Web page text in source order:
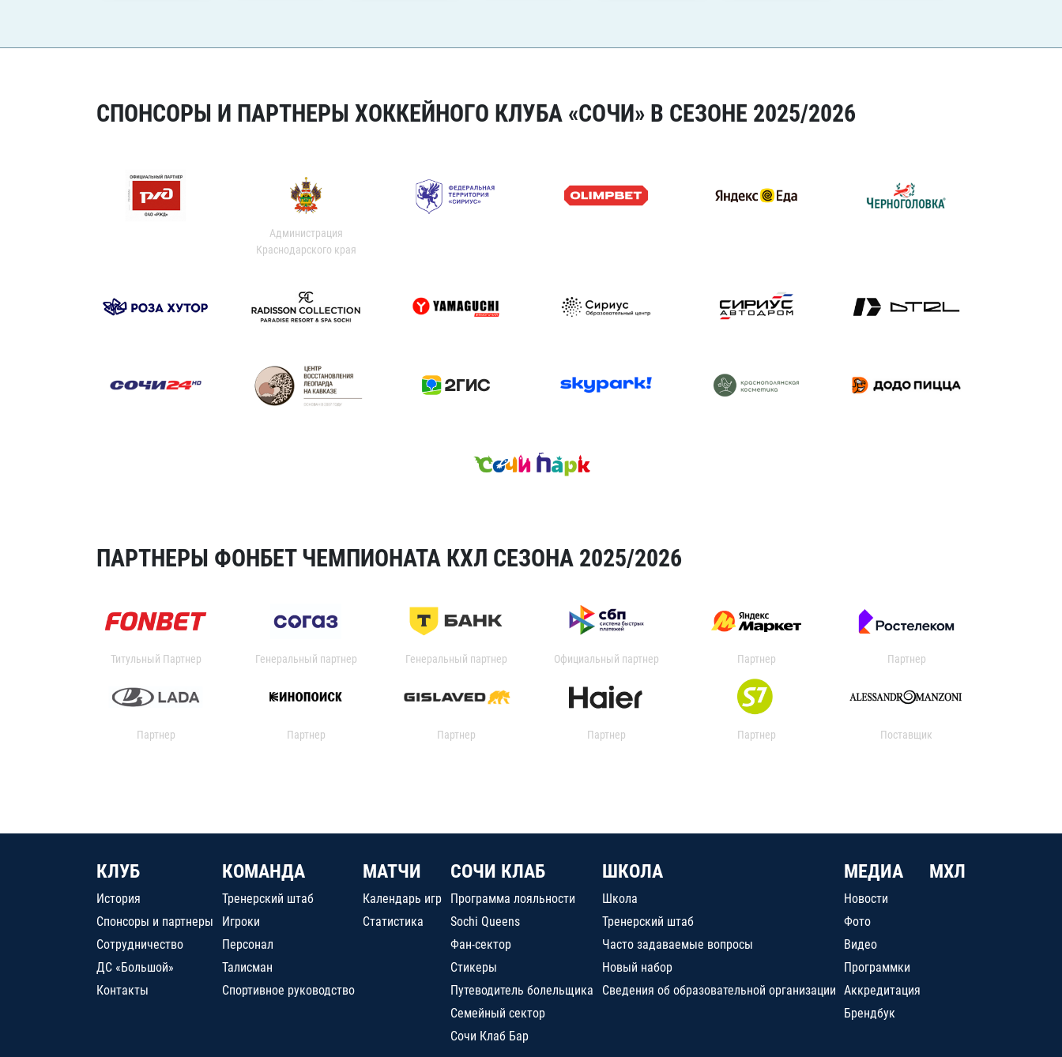
СПОНСОРЫ И ПАРТНЕРЫ ХОККЕЙНОГО КЛУБА «СОЧИ» В СЕЗОНЕ 2025/2026
Администрация
Краснодарского края
ПАРТНЕРЫ ФОНБЕТ ЧЕМПИОНАТА КХЛ СЕЗОНА 2025/2026
Титульный Партнер Генеральный партнер Генеральный партнер Официальный партнер Партнер Партнер
Партнер Партнер Партнер Партнер Партнер Поставщик
КЛУБ
История
Спонсоры и партнеры
Сотрудничество
ДС «Большой»
Контакты
КОМАНДА
Тренерский штаб
Игроки
Персонал
Талисман
Спортивное руководство
МАТЧИ
Календарь игр
Статистика
СОЧИ КЛАБ
Программа лояльности
Sochi Queens
Фан-сектор
Стикеры
Путеводитель болельщика
Семейный сектор
Сочи Клаб Бар
ШКОЛА
Школа
Тренерский штаб
Часто задаваемые вопросы
Новый набор
Сведения об образовательной организации
МЕДИА
Новости
Фото
Видео
Программки
Аккредитация
Брендбук
МХЛ